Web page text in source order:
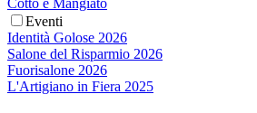
Eventi
Identità Golose 2026
Salone del Risparmio 2026
Fuorisalone 2026
L'Artigiano in Fiera 2025